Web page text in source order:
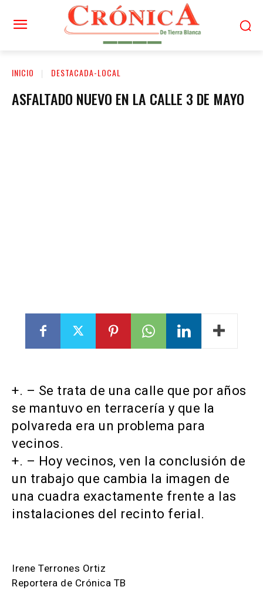
INICIO DESTACADA-LOCAL
ASFALTADO NUEVO EN LA CALLE 3 DE MAYO
+. – Se trata de una calle que por años
se mantuvo en terracería y que la
polvareda era un problema para
vecinos.
+. – Hoy vecinos, ven la conclusión de
un trabajo que cambia la imagen de
una cuadra exactamente frente a las
instalaciones del recinto ferial.
Irene Terrones Ortiz
Reportera de Crónica TB